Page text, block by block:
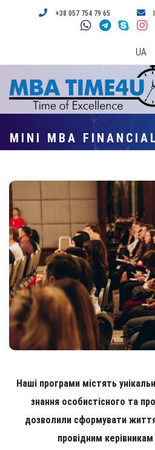
+38 057 754 79 65
UA
MINI MBA
Наші програми містять
знання особистісного та
дозволили сформувати
провідним керівникам